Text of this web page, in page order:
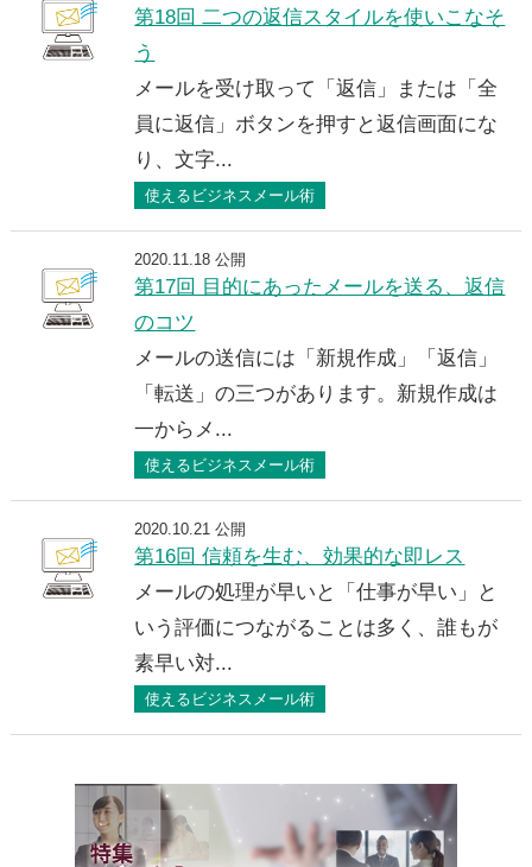
第18回 二つの返信スタイルを使いこなそ
う
メールを受け取って「返信」または「全
員に返信」ボタンを押すと返信画面にな
り、文字...
使えるビジネスメール術
2020.11.18 公開
第17回 目的にあったメールを送る、返信
のコツ
メールの送信には「新規作成」「返信」
「転送」の三つがあります。新規作成は
一からメ...
使えるビジネスメール術
2020.10.21 公開
第16回 信頼を生む、効果的な即レス
メールの処理が早いと「仕事が早い」と
いう評価につながることは多く、誰もが
素早い対...
使えるビジネスメール術